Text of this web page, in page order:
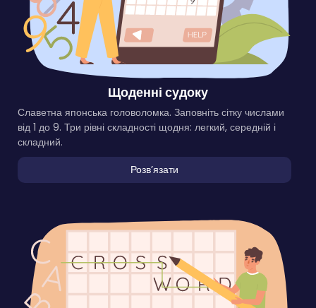
Щоденні судоку
Славетна японська головоломка. Заповніть сітку числами
від 1 до 9. Три рівні складності щодня: легкий, середній і
складний.
Розвʼязати